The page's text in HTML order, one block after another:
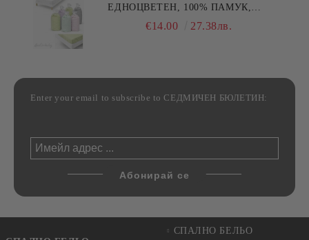
ЕДНОЦВЕТЕН, 100% ПАМУК,
РАЗЛИЧНИ РАЗМЕРИ
€14.00 27.38лв.
Enter your email to subscribe to СЕДМИЧЕН БЮЛЕТИН:
СПАЛНО БЕЛЬО